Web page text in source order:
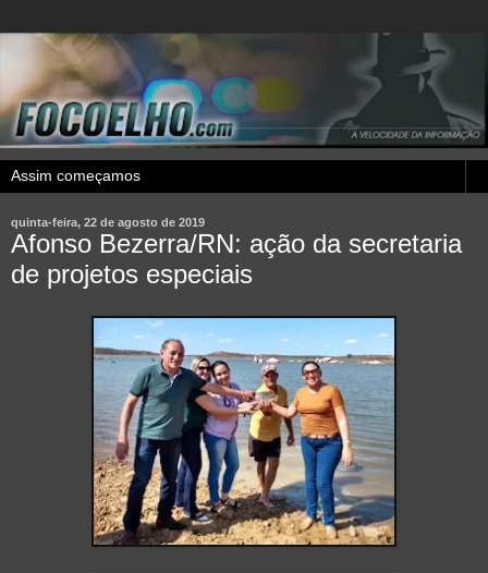
quinta-feira, 22 de agosto de 2019
Afonso Bezerra/RN: ação da secretaria
de projetos especiais